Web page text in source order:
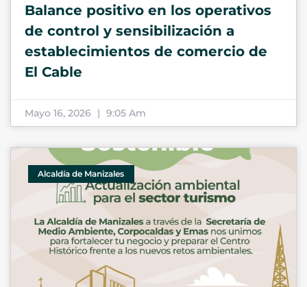
Balance positivo en los operativos
de control y sensibilización a
establecimientos de comercio de
El Cable
Mayo 16, 2026 9:05 Am
Alcaldía de Manizales